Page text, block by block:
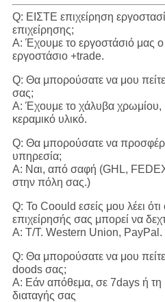
Q: ΕΙΣΤΕ επιχείρηση
επιχείρησης;
Α: Έχουμε το εργοστάσιό μας ο
εργοστάσιο +trade.
Q: Θα μπορούσατε να μου
σας;
Α: Έχουμε το χάλυβα χρωμίου,
κεραμικό υλικό.
Q: Θα μπορούσατε να
υπηρεσία;
Α: Ναι, από σαφή (GHL,
στην πόλη σας.)
Q: Το Coould εσείς μου λέει
επιχείρησής σας μπορεί να
Α: T/T. Western Union, PayPal.
Q: Θα μπορούσατε να μου
doods σας;
Α: Εάν απόθεμα, σε 7days ή τη
διαταγής σας